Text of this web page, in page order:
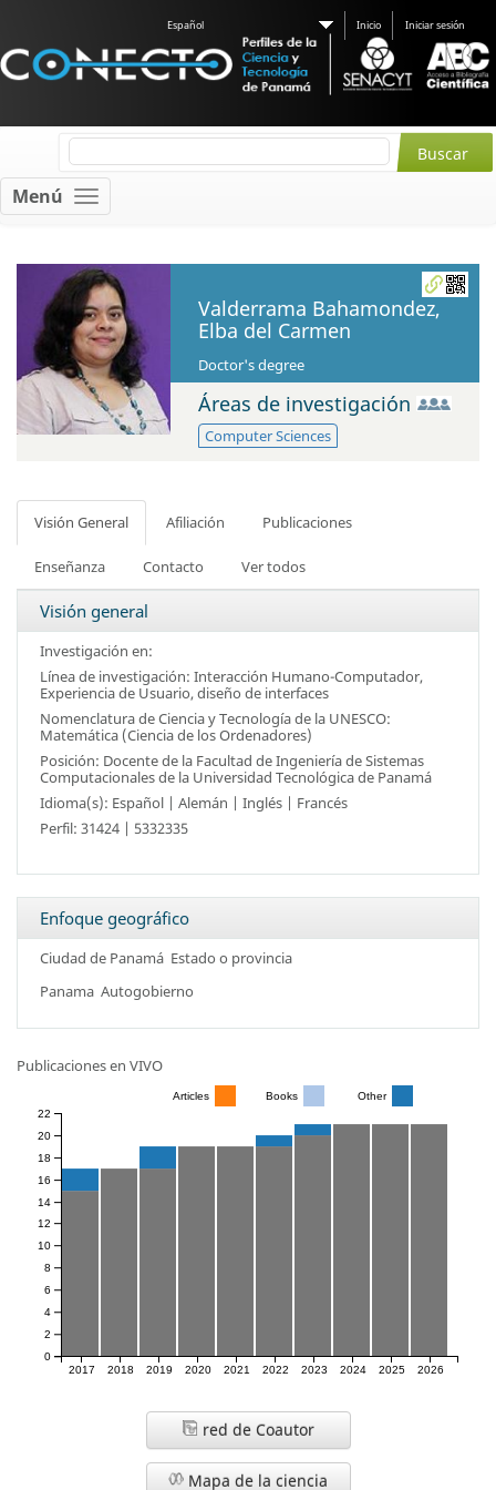
Español Inicio Iniciar sesión
Menú
Valderrama Bahamondez,
Elba del Carmen
Doctor's degree
Áreas de investigación
Computer Sciences
Visión General Afiliación Publicaciones
Enseñanza Contacto Ver todos
Visión general
Investigación en:
Línea de investigación: Interacción Humano-Computador,
Experiencia de Usuario, diseño de interfaces
Nomenclatura de Ciencia y Tecnología de la UNESCO:
Matemática (Ciencia de los Ordenadores)
Posición: Docente de la Facultad de Ingeniería de Sistemas
Computacionales de la Universidad Tecnológica de Panamá
Idioma(s): Español | Alemán | Inglés | Francés
Perfil: 31424 | 5332335
Enfoque geográfico
Ciudad de Panamá Estado o provincia
Panama Autogobierno
Publicaciones en VIVO
2017 2018 2019 2020 2021 2022 2023 2024 2025 2026
0
2
4
6
8
10
12
14
16
18
20
22
Articles Books Other
red de Coautor
Mapa de la ciencia